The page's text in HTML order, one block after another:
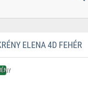
ELENA 4D FEHÉR